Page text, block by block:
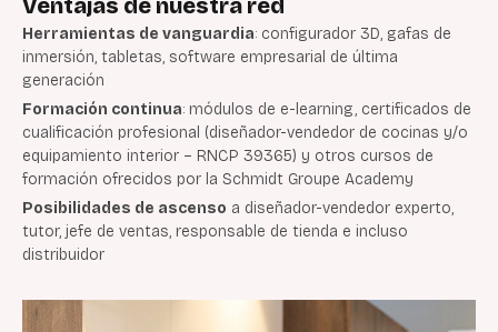
Ventajas de nuestra red
Herramientas de vanguardia: configurador 3D, gafas de
inmersión, tabletas, software empresarial de última
generación
Formación continua: módulos de e-learning, certificados de
cualificación profesional (diseñador-vendedor de cocinas y/o
equipamiento interior – RNCP 39365) y otros cursos de
formación ofrecidos por la Schmidt Groupe Academy
Posibilidades de ascenso a diseñador-vendedor experto,
tutor, jefe de ventas, responsable de tienda e incluso
distribuidor